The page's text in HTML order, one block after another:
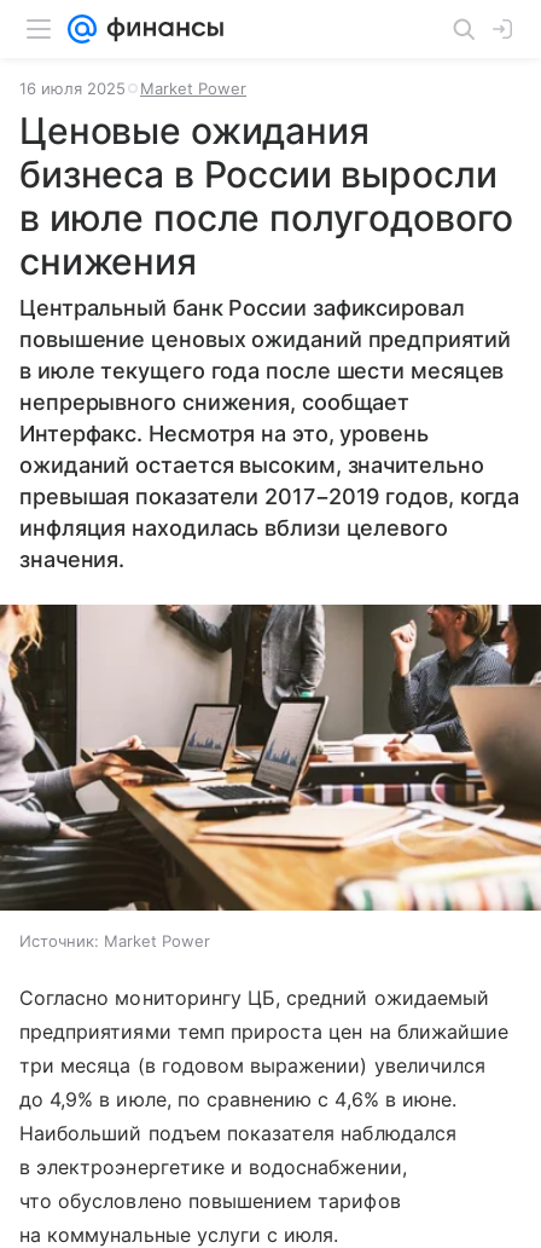
16 июля 2025 Market Power
Ценовые ожидания
бизнеса в России выросли
в июле после полугодового
снижения
Центральный банк России зафиксировал
повышение ценовых ожиданий предприятий
в июле текущего года после шести месяцев
непрерывного снижения, сообщает
Интерфакс. Несмотря на это, уровень
ожиданий остается высоким, значительно
превышая показатели 2017−2019 годов, когда
инфляция находилась вблизи целевого
значения.
Источник: Market Power
Согласно мониторингу ЦБ, средний ожидаемый
предприятиями темп прироста цен на ближайшие
три месяца (в годовом выражении) увеличился
до 4,9% в июле, по сравнению с 4,6% в июне.
Наибольший подъем показателя наблюдался
в электроэнергетике и водоснабжении,
что обусловлено повышением тарифов
на коммунальные услуги с июля.